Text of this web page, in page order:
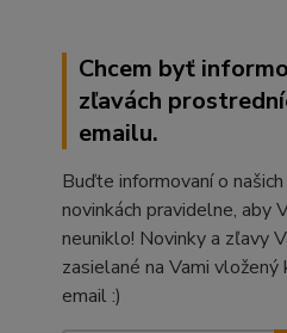
Chcem byť
zľavách
emailu.
Buďte informovaní o
novinkách pravidelne, aby
neuniklo! Novinky a zľavy
zasielané na Vami
email :)